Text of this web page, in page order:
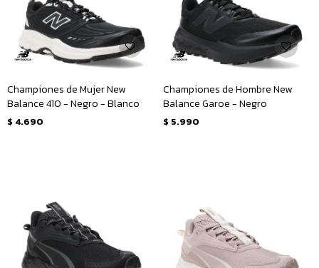
Championes de Mujer New
Balance 410 - Negro - Blanco
$ 4.690
Championes de Hombre New
Balance Garoe - Negro
$ 5.990